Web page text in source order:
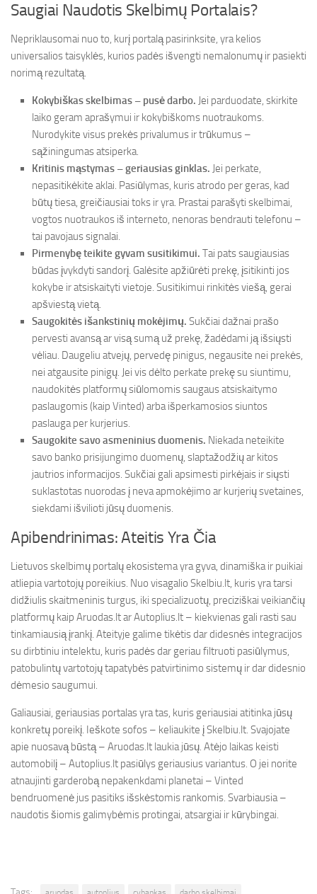
Saugiai Naudotis Skelbimų Portalais?
Nepriklausomai nuo to, kurį portalą pasirinksite, yra kelios
universalios taisyklės, kurios padės išvengti nemalonumų ir pasiekti
norimą rezultatą.
Kokybiškas skelbimas – pusė darbo. Jei parduodate, skirkite
laiko geram aprašymui ir kokybiškoms nuotraukoms.
Nurodykite visus prekės privalumus ir trūkumus –
sąžiningumas atsiperka.
Kritinis mąstymas – geriausias ginklas. Jei perkate,
nepasitikėkite aklai. Pasiūlymas, kuris atrodo per geras, kad
būtų tiesa, greičiausiai toks ir yra. Prastai parašyti skelbimai,
vogtos nuotraukos iš interneto, nenoras bendrauti telefonu –
tai pavojaus signalai.
Pirmenybę teikite gyvam susitikimui. Tai pats saugiausias
būdas įvykdyti sandorį. Galėsite apžiūrėti prekę, įsitikinti jos
kokybe ir atsiskaityti vietoje. Susitikimui rinkitės viešą, gerai
apšviestą vietą.
Saugokitės išankstinių mokėjimų. Sukčiai dažnai prašo
pervesti avansą ar visą sumą už prekę, žadėdami ją išsiųsti
vėliau. Daugeliu atvejų, pervedę pinigus, negausite nei prekės,
nei atgausite pinigų. Jei vis dėlto perkate prekę su siuntimu,
naudokitės platformų siūlomomis saugaus atsiskaitymo
paslaugomis (kaip Vinted) arba išperkamosios siuntos
paslauga per kurjerius.
Saugokite savo asmeninius duomenis. Niekada neteikite
savo banko prisijungimo duomenų, slaptažodžių ar kitos
jautrios informacijos. Sukčiai gali apsimesti pirkėjais ir siųsti
suklastotas nuorodas į neva apmokėjimo ar kurjerių svetaines,
siekdami išvilioti jūsų duomenis.
Apibendrinimas: Ateitis Yra Čia
Lietuvos skelbimų portalų ekosistema yra gyva, dinamiška ir puikiai
atliepia vartotojų poreikius. Nuo visagalio Skelbiu.lt, kuris yra tarsi
didžiulis skaitmeninis turgus, iki specializuotų, preciziškai veikiančių
platformų kaip Aruodas.lt ar Autoplius.lt – kiekvienas gali rasti sau
tinkamiausią įrankį. Ateityje galime tikėtis dar didesnės integracijos
su dirbtiniu intelektu, kuris padės dar geriau filtruoti pasiūlymus,
patobulintų vartotojų tapatybės patvirtinimo sistemų ir dar didesnio
dėmesio saugumui.
Galiausiai, geriausias portalas yra tas, kuris geriausiai atitinka jūsų
konkretų poreikį. Ieškote sofos – keliaukite į Skelbiu.lt. Svajojate
apie nuosavą būstą – Aruodas.lt laukia jūsų. Atėjo laikas keisti
automobilį – Autoplius.lt pasiūlys geriausius variantus. O jei norite
atnaujinti garderobą nepakenkdami planetai – Vinted
bendruomenė jus pasitiks išskėstomis rankomis. Svarbiausia –
naudotis šiomis galimybėmis protingai, atsargiai ir kūrybingai.